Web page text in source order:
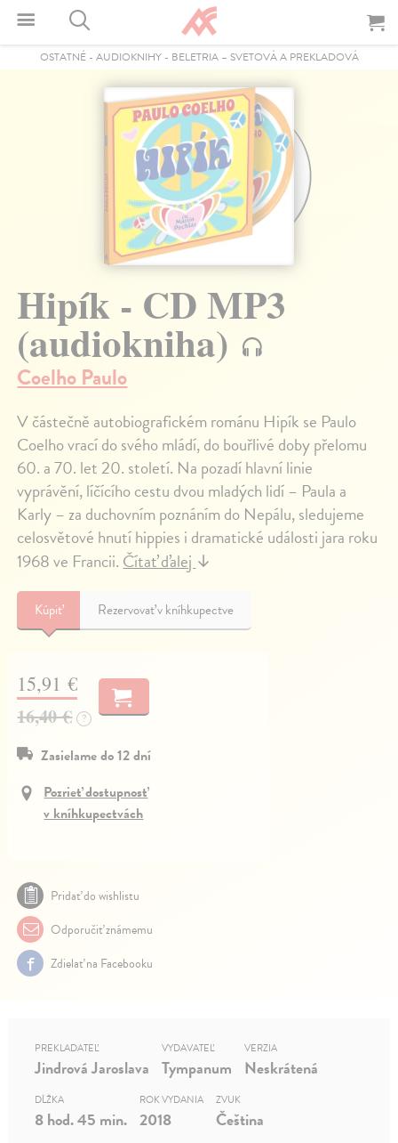
OSTATNÉ- AUDIOKNIHY- BELETRIA – SVETOVÁ A PREKLADOVÁ
Hipík - CD MP3
(audiokniha)
Coelho Paulo
V částečně autobiografickém románu Hipík se Paulo
Coelho vrací do svého mládí, do bouřlivé doby přelomu
60. a 70. let 20. století. Na pozadí hlavní linie
vyprávění, líčícího cestu dvou mladých lidí – Paula a
Karly – za duchovním poznáním do Nepálu, sledujeme
celosvětové hnutí hippies i dramatické události jara roku
1968 ve Francii.Čítať ďalej↓
Kúpiť Rezervovať v kníhkupectve
15,91 €
16,40 € ?
Zasielame do 12 dní
Pozrieť dostupnosť
v kníhkupectvách
Pridať do wishlistu
Odporučiť známemu
Zdielať na Facebooku
PREKLADATEĽ
Jindrová Jaroslava
VYDAVATEĽ
Tympanum
VERZIA
Neskrátená
DĹŽKA
8 hod. 45 min.
ROK VYDANIA
2018
ZVUK
Čeština